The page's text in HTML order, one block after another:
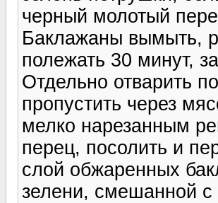
черный молотый
Баклажаны вымыть,
полежать 30 минут,
Отдельно отварить
пропустить через
мелко нарезанным
перец, посолить и
слой обжаренных
зелени, смешанной с